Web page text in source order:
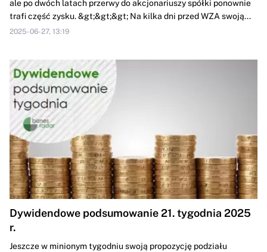
ale po dwóch latach przerwy do akcjonariuszy spółki ponownie
trafi część zysku. &gt;&gt;&gt; Na kilka dni przed WZA swoją...
2025-06-27, 13:19
Dywidendowe podsumowanie 21. tygodnia 2025
r.
Jeszcze w minionym tygodniu swoją propozycję podziału